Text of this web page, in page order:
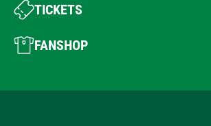
TICKETS
FANSHOP